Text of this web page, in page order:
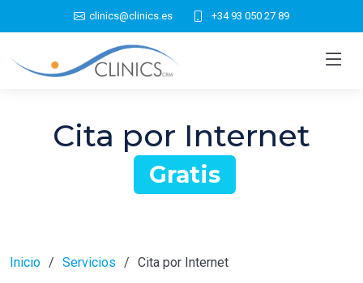
clinics@clinics.es +34 93 050 27 89
Cita por Internet
Gratis
Inicio Servicios Cita por Internet